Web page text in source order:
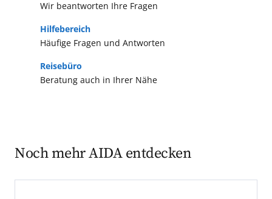
Häufige Fragen und Antworten
Hilfebereich
Wir beantworten Ihre Fragen
Beratung auch in Ihrer Nähe
Reisebüro
Noch mehr AIDA entdecken